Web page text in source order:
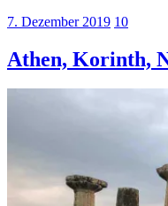
7. Dezember 2019 10
Athen, Korinth,